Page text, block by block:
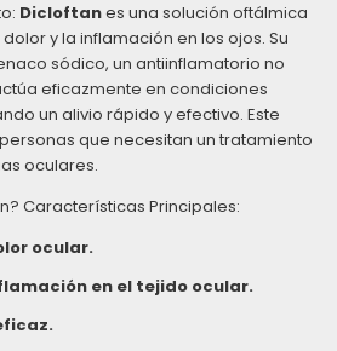
Dicloftanes una solución oftálmica
y la inflamación en los ojos. Su
sódico, un antiinflamatorio no
eficazmente en condiciones
un alivio rápido y efectivo. Este
que necesitan un tratamiento
oculares.
Características Principales:
ocular.
en el tejido ocular.